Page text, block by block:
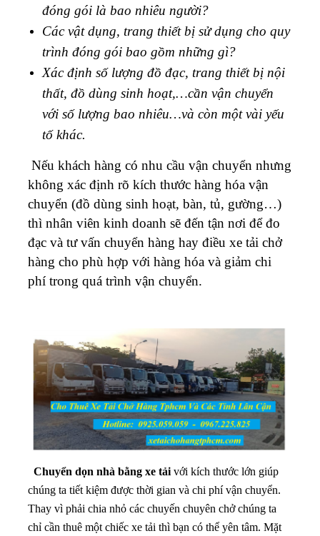
đóng gói là bao nhiêu người?
Các vật dụng, trang thiết bị sử dụng cho quy
trình đóng gói bao gồm những gì?
Xác định số lượng đồ đạc, trang thiết bị nội
thất, đồ dùng sinh hoạt,…cần vận chuyển
với số lượng bao nhiêu…và còn một vài yếu
tố khác.
Nếu khách hàng có nhu cầu vận chuyển nhưng
không xác định rõ kích thước hàng hóa vận
chuyển (đồ dùng sinh hoạt, bàn, tủ, gường…)
thì nhân viên kinh doanh sẽ đến tận nơi để đo
đạc và tư vấn chuyển hàng hay điều xe tải chở
hàng cho phù hợp với hàng hóa và giảm chi
phí trong quá trình vận chuyển.
Chuyển dọn nhà bằng xe tảivới kích thước lớn giúp
chúng ta tiết kiệm được thời gian và chi phí vận chuyển.
Thay vì phải chia nhỏ các chuyến chuyên chở chúng ta
chỉ cần thuê một chiếc xe tải thì bạn có thể yên tâm. Mặt